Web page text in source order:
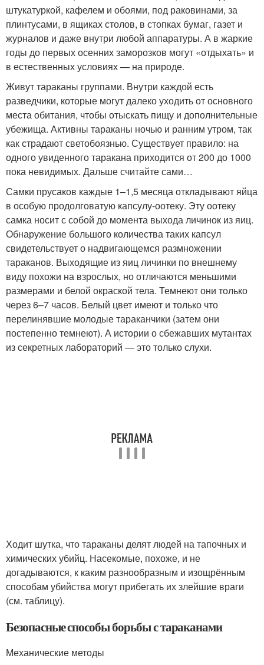
штукатуркой, кафелем и обоями, под раковинами, за
плинтусами, в ящиках столов, в стопках бумаг, газет и
журналов и даже внутри любой аппаратуры. А в жаркие
годы до первых осенних заморозков могут «отдыхать» и
в естественных условиях — на природе.
Живут тараканы группами. Внутри каждой есть
разведчики, которые могут далеко уходить от основного
места обитания, чтобы отыскать пищу и дополнительные
убежища. Активны тараканы ночью и ранним утром, так
как страдают светобоязнью. Существует правило: на
одного увиденного таракана приходится от 200 до 1000
пока невидимых. Дальше считайте сами…
Самки прусаков каждые 1–1,5 месяца откладывают яйца
в особую продолговатую капсулу-оотеку. Эту оотеку
самка носит с собой до момента выхода личинок из яиц.
Обнаружение большого количества таких капсул
свидетельствует о надвигающемся размножении
тараканов. Выходящие из яиц личинки по внешнему
виду похожи на взрослых, но отличаются меньшими
размерами и белой окраской тела. Темнеют они только
через 6–7 часов. Белый цвет имеют и только что
перелинявшие молодые тараканчики (затем они
постепенно темнеют). А истории о сбежавших мутантах
из секретных лабораторий — это только слухи.
Ходит шутка, что тараканы делят людей на тапочных и
химических убийц. Насекомые, похоже, и не
догадываются, к каким разнообразным и изощрённым
способам убийства могут прибегать их злейшие враги
(см. таблицу).
Безопасные способы борьбы с тараканами
Механические методы